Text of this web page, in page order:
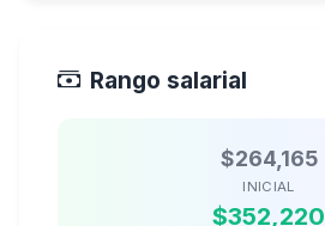
Rango salarial
$264,165
INICIAL
$352,220